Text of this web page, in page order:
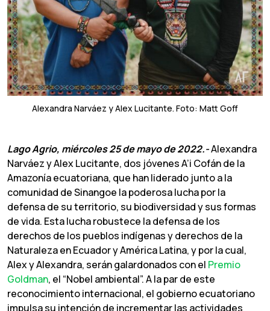
Alexandra Narváez y Alex Lucitante. Foto: Matt Goff
Lago Agrio, miércoles 25 de mayo de 2022.-Alexandra
Narváez y Alex Lucitante, dos jóvenes A’i Cofán de la
Amazonía ecuatoriana, que han liderado junto a la
comunidad de Sinangoe la poderosa lucha por la
defensa de su territorio, su biodiversidad y sus formas
de vida. Esta lucha robustece la defensa de los
derechos de los pueblos indígenas y derechos de la
Naturaleza en Ecuador y América Latina, y por la cual,
Alex y Alexandra, serán galardonados con el Premio
Goldman, el “Nobel ambiental”. A la par de este
reconocimiento internacional, el gobierno ecuatoriano
impulsa su intención de incrementar las actividades